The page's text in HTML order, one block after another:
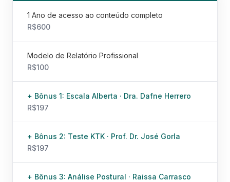
1 Ano de acesso ao conteúdo completo
R$600
Modelo de Relatório Profissional
R$100
Bônus 1: Escala Alberta · Dra. Dafne Herrero
R$197
Bônus 2: Teste KTK · Prof. Dr. José Gorla
R$197
Bônus 3: Análise Postural · Raissa Carrasco